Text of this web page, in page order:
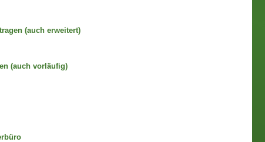
(auch erweitert)
(auch vorläufig)